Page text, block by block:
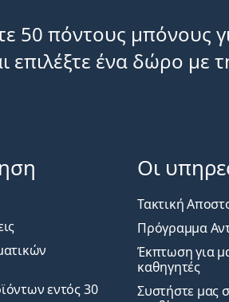
50 πόντους μπόνους
επιλέξτε ένα δώρο με
εντός 30
Οι
Τακτική
Πρόγραμμα
Έκπτωση για
καθηγητές
Συστήστε μας